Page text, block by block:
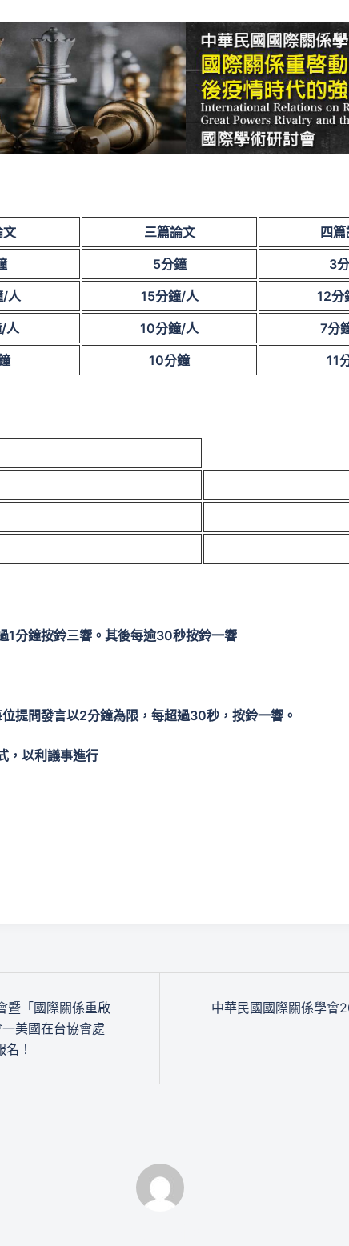
文 三篇論文 四
5分鐘 3
/人 15分鐘/人 12分
人 10分鐘/人 7分
10分鐘 11
1分鐘按鈴三響。其後每逾30秒按鈴一響
提問發言以2分鐘為限，每超過30秒，按鈴一響。
，以利議事進行
暨「國際關係重啟
美國在台協會處
！
中華民國國際關係學會